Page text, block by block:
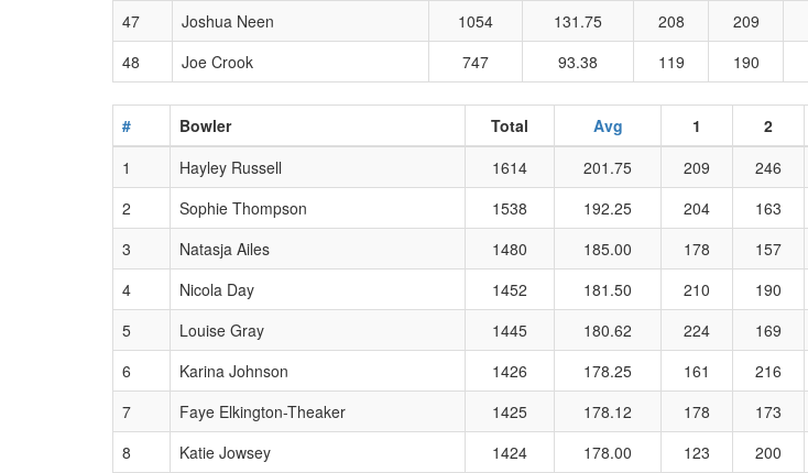
47
Joshua Neen 1054 131.75 208 209
48
Joe Crook 747 93.38 119 190
# Bowler Total Avg 1 2
1
Hayley Russell 1614 201.75 209 246
2
Sophie Thompson 1538 192.25 204 163
3
Natasja Ailes 1480 185.00 178 157
4
Nicola Day 1452 181.50 210 190
5
Louise Gray 1445 180.62 224 169
6
Karina Johnson 1426 178.25 161 216
7
Faye Elkington-Theaker 1425 178.12 178 173
8
Katie Jowsey 1424 178.00 123 200